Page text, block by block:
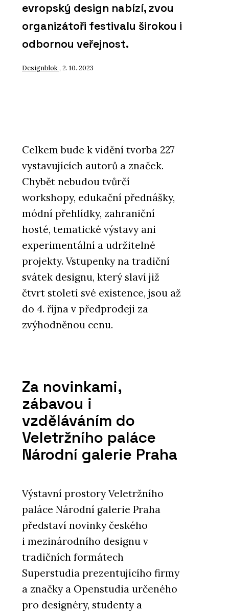
evropský design nabízí, zvou
organizátoři festivalu širokou i
odbornou veřejnost.
Designblok , 2. 10. 2023
Celkem bude k vidění tvorba 227
vystavujících autorů a značek.
Chybět nebudou tvůrčí
workshopy, edukační přednášky,
módní přehlídky, zahraniční
hosté, tematické výstavy ani
experimentální a udržitelné
projekty. Vstupenky na tradiční
svátek designu, který slaví již
čtvrt století své existence, jsou až
do 4. října v předprodeji za
zvýhodněnou cenu.
Za novinkami,
zábavou i
vzděláváním do
Veletržního paláce
Národní galerie Praha
Výstavní prostory Veletržního
paláce Národní galerie Praha
představí novinky českého
i mezinárodního designu v
tradičních formátech
Superstudia prezentujícího firmy
a značky a Openstudia určeného
pro designéry, studenty a